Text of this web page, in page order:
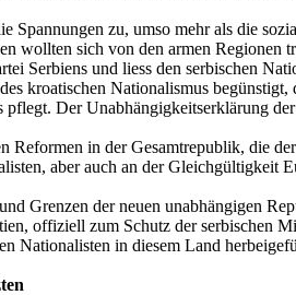
Spannungen zu, umso mehr als die
wollten sich von den armen
Serbiens und liess den serbischen
kroatischen Nationalismus
Der Unabhängigkeitserklärung
Reformen in der Gesamtrepublik, die
aber auch an der Gleichgültigkeit
Grenzen der neuen unabhängigen
offiziell zum Schutz der serbischen
Nationalisten in diesem Land